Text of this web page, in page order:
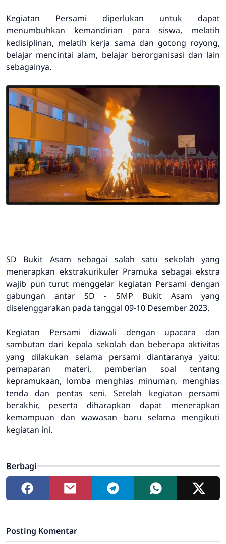
Kegiatan Persami diperlukan untuk dapat
menumbuhkan kemandirian para siswa, melatih
kedisiplinan, melatih kerja sama dan gotong royong,
belajar mencintai alam, belajar berorganisasi dan lain
sebagainya.
SD Bukit Asam sebagai salah satu sekolah yang
menerapkan ekstrakurikuler Pramuka sebagai ekstra
wajib pun turut menggelar kegiatan Persami dengan
gabungan antar SD - SMP Bukit Asam yang
diselenggarakan pada tanggal 09-10 Desember 2023.
Kegiatan Persami diawali dengan upacara dan
sambutan dari kepala sekolah dan beberapa aktivitas
yang dilakukan selama persami diantaranya yaitu:
pemaparan materi, pemberian soal tentang
kepramukaan, lomba menghias minuman, menghias
tenda dan pentas seni. Setelah kegiatan persami
berakhir, peserta diharapkan dapat menerapkan
kemampuan dan wawasan baru selama mengikuti
kegiatan ini.
Berbagi
Posting Komentar